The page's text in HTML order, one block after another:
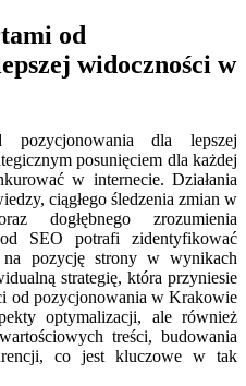
od
widoczności w
pozycjonowania dla lepszej
posunięciem dla każdej
w internecie. Działania
ciągłego śledzenia zmian w
dogłębnego zrozumienia
SEO potrafi zidentyfikować
na pozycję strony w wynikach
strategię, która przyniesie
od pozycjonowania w Krakowie
optymalizacji, ale również
treści, budowania
co jest kluczowe w tak